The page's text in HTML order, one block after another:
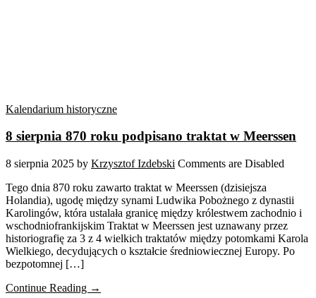
Kalendarium historyczne
8 sierpnia 870 roku podpisano traktat w Meerssen
8 sierpnia 2025 by Krzysztof Izdebski Comments are Disabled
Tego dnia 870 roku zawarto traktat w Meerssen (dzisiejsza
Holandia), ugodę między synami Ludwika Pobożnego z dynastii
Karolingów, która ustalała granicę między królestwem zachodnio i
wschodniofrankijskim Traktat w Meerssen jest uznawany przez
historiografię za 3 z 4 wielkich traktatów między potomkami Karola
Wielkiego, decydujących o kształcie średniowiecznej Europy. Po
bezpotomnej […]
Continue Reading →